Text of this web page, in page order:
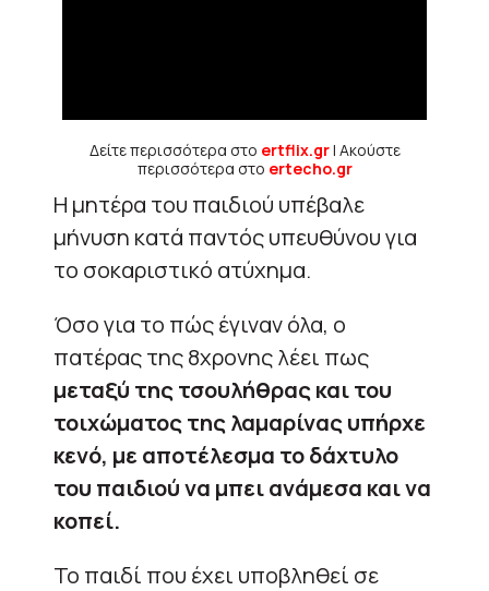
Δείτε περισσότερα στο ertflix.gr| Ακούστε
περισσότερα στο ertecho.gr
Η μητέρα του παιδιού υπέβαλε
μήνυση κατά παντός υπευθύνου για
το σοκαριστικό ατύχημα.
Όσο για το πώς έγιναν όλα, ο
πατέρας της 8χρονης λέει πως
μεταξύ της τσουλήθρας και του
τοιχώματος της λαμαρίνας υπήρχε
κενό, με αποτέλεσμα το δάχτυλο
του παιδιού να μπει ανάμεσα και να
κοπεί.
Το παιδί που έχει υποβληθεί σε